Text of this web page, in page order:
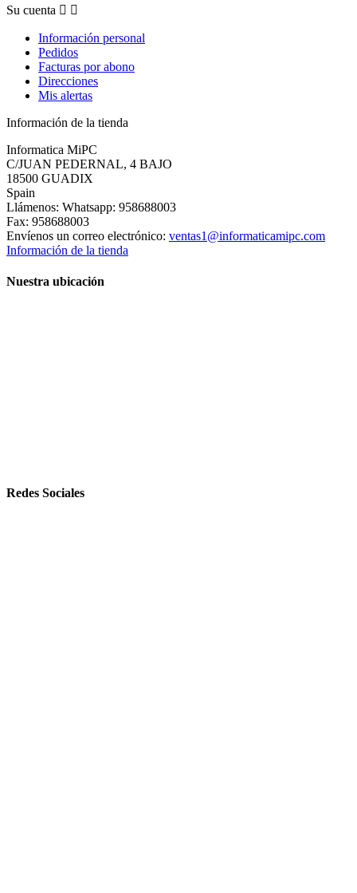
Su cuenta  
Información personal
Pedidos
Facturas por abono
Direcciones
Mis alertas
Información de la tienda
Informatica MiPC
C/JUAN PEDERNAL, 4 BAJO
18500 GUADIX
Spain
Llámenos: Whatsapp: 958688003
Fax: 958688003
Envíenos un correo electrónico: ventas1@informaticamipc.com
Información de la tienda
Nuestra ubicación
Redes Sociales